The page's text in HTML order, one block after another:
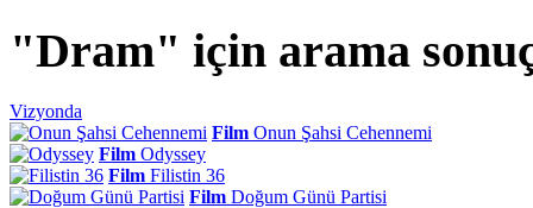
"Dram" için arama
Vizyonda
Film Onun Şahsi Cehennemi
Film Odyssey
Film Filistin 36
Film Doğum Günü Partisi